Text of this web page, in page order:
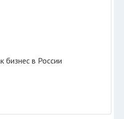
бизнес в России